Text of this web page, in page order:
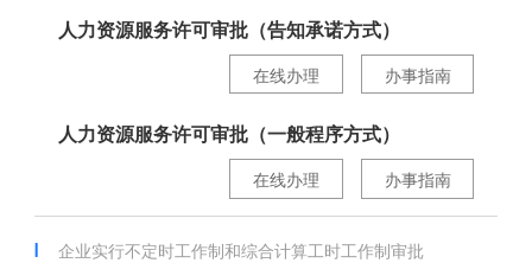
人力资源服务许可审批（告知承诺方式）
办事指南
在线办理
人力资源服务许可审批（一般程序方式）
办事指南
在线办理
企业实行不定时工作制和综合计算工时工作制审批